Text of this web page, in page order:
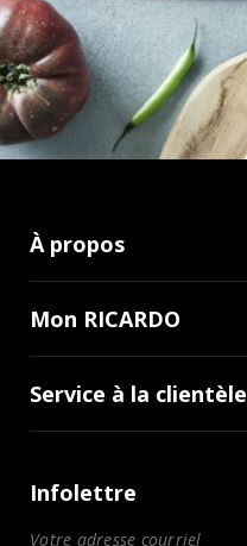
À propos
Mon RICARDO
Service à la clientèle
Infolettre